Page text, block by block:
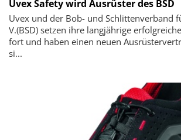
Uvex Safety wird Ausrüster des BSD
Uvex und der Bob- und Schlittenverband
V.(BSD) setzen ihre langjährige
fort und haben einen neuen
si...